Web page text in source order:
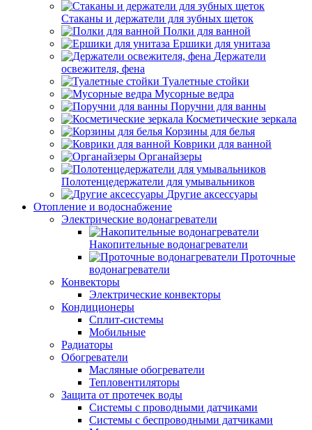
Стаканы и держатели для зубных щеток
Полки для ванной
Ершики для унитаза
Держатели
освежителя, фена
Туалетные стойки
Мусорные ведра
Поручни для ванны
Косметические зеркала
Корзины для белья
Коврики для ванной
Органайзеры
Полотенцедержатели для умывальников
Другие аксессуары
Отопление и водоснабжение
Электрические водонагреватели
Накопительные водонагреватели
Проточные
водонагреватели
Конвекторы
Электрические конвекторы
Кондиционеры
Сплит-системы
Мобильные
Радиаторы
Обогреватели
Масляные обогреватели
Тепловентиляторы
Защита от протечек воды
Системы с проводными датчиками
Системы с беспроводными датчиками